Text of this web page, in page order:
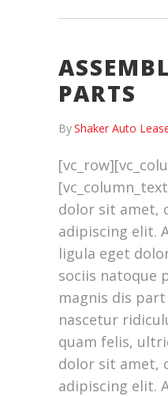
PARTS
ByShaker Auto
dolor sit amet,
adipiscing elit.
ligula eget
sociis natoque
magnis dis
nascetur
quam felis,
dolor sit amet,
adipiscing elit.